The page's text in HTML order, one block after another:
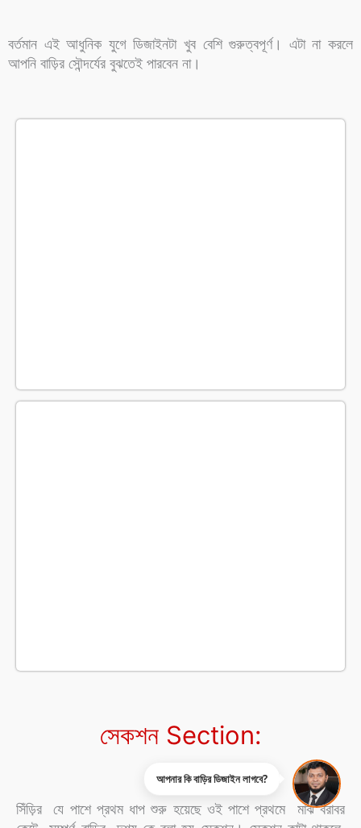
বর্তমান এই আধুনিক যুগে ডিজাইনটা খুব বেশি গুরুত্বপূর্ণ। এটা না করলে
আপনি বাড়ির সৌন্দর্যের বুঝতেই পারবেন না।
সেকশন Section:
সিঁড়ির যে পাশে প্রথম ধাপ শুরু হয়েছে ওই পাশে প্রথমে মাঝ বরাবর
আপনার কি বাড়ির ডিজাইন লাগবে?